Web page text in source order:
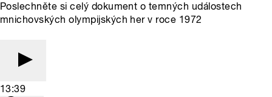
Poslechněte si celý dokument o temných událostech
mnichovských olympijských her v roce 1972
13:39